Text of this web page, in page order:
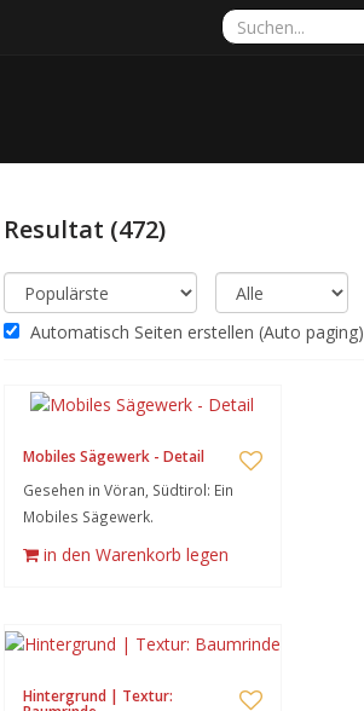
Resultat (472)
Automatisch Seiten erstellen (Auto paging)
Mobiles Sägewerk - Detail
Gesehen in Vöran, Südtirol: Ein
Mobiles Sägewerk.
in den Warenkorb legen
Hintergrund | Textur: